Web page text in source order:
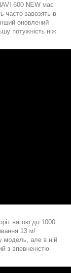
600 NEW має
часто завозять в
оновлений
потужність ніж
вагою до 1000
13 м/
модель, але в ній
з впевненістю